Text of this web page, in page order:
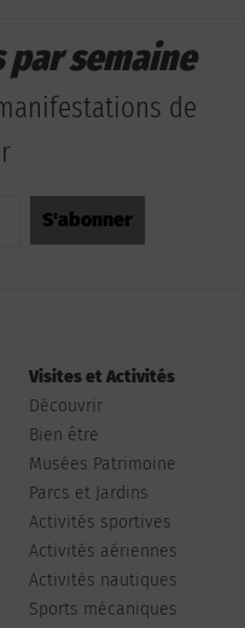
par semaine
de
Visites et Activités
Découvrir
Bien être
Musées Patrimoine
Parcs et Jardins
Activités sportives
Activités aériennes
Activités nautiques
Sports mécaniques